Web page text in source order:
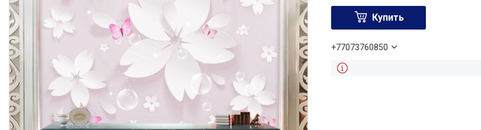
Купить
+77073760850